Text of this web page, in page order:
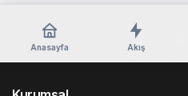
Anasayfa Akış